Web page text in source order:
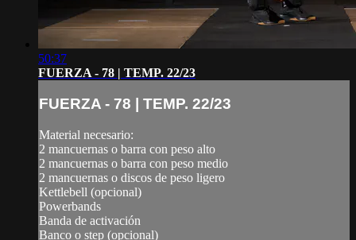
50:37
FUERZA - 78 | TEMP. 22/23
FUERZA - 78 | TEMP. 22/23
Material necesario:
2 mancuernas o barra con peso alto
2 mancuernas o barra con peso medio
2 mancuernas o discos de peso ligero
Kettlebell (opcional)
Powerbands
Banda de activación
Banco o step (opcional)